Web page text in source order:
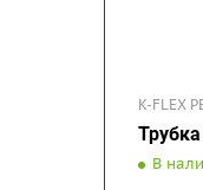
K-FLEX
В